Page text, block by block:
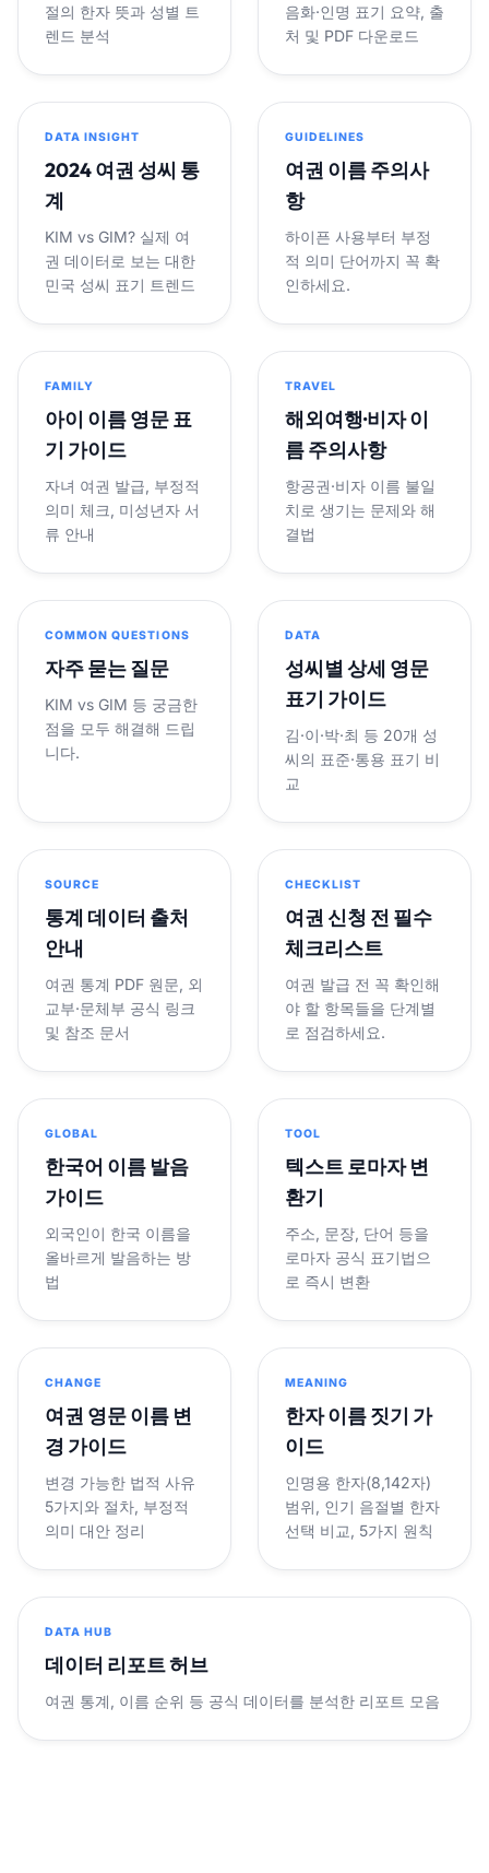
절의 한자 뜻과 성별 트
렌드 분석
음화·인명 표기 요약, 출
처 및 PDF 다운로드
DATA INSIGHT
2024 여권 성씨 통
계
KIM vs GIM? 실제 여
권 데이터로 보는 대한
민국 성씨 표기 트렌드
GUIDELINES
여권 이름 주의사
항
하이픈 사용부터 부정
적 의미 단어까지 꼭 확
인하세요.
FAMILY
아이 이름 영문 표
기 가이드
자녀 여권 발급, 부정적
의미 체크, 미성년자 서
류 안내
TRAVEL
해외여행·비자 이
름 주의사항
항공권·비자 이름 불일
치로 생기는 문제와 해
결법
COMMON QUESTIONS
자주 묻는 질문
KIM vs GIM 등 궁금한
점을 모두 해결해 드립
니다.
DATA
성씨별 상세 영문
표기 가이드
김·이·박·최 등 20개 성
씨의 표준·통용 표기 비
교
SOURCE
통계 데이터 출처
안내
여권 통계 PDF 원문, 외
교부·문체부 공식 링크
및 참조 문서
CHECKLIST
여권 신청 전 필수
체크리스트
여권 발급 전 꼭 확인해
야 할 항목들을 단계별
로 점검하세요.
GLOBAL
한국어 이름 발음
가이드
외국인이 한국 이름을
올바르게 발음하는 방
법
TOOL
텍스트 로마자 변
환기
주소, 문장, 단어 등을
로마자 공식 표기법으
로 즉시 변환
CHANGE
여권 영문 이름 변
경 가이드
변경 가능한 법적 사유
5가지와 절차, 부정적
의미 대안 정리
MEANING
한자 이름 짓기 가
이드
인명용 한자(8,142자)
범위, 인기 음절별 한자
선택 비교, 5가지 원칙
DATA HUB
데이터 리포트 허브
여권 통계, 이름 순위 등 공식 데이터를 분석한 리포트 모음